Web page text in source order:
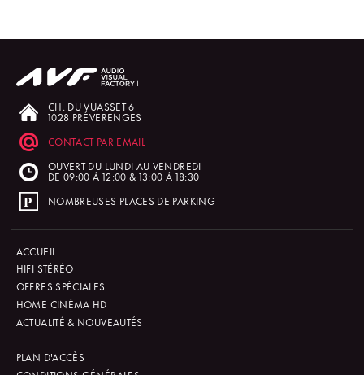
CH. DU VUASSET 6
1028 PRÉVERENGES
CONTACT PAR EMAIL
OUVERT DU LUNDI AU VENDREDI
DE 09:00 À 12:00 & 13:00 À 18:30
NOMBREUSES PLACES DE PARKING
ACCUEIL
HIFI STÉRÉO
OFFRES SPÉCIALES
HOME CINÉMA HD
ACTUALITÉ & NOUVEAUTÉS
PLAN D'ACCÈS